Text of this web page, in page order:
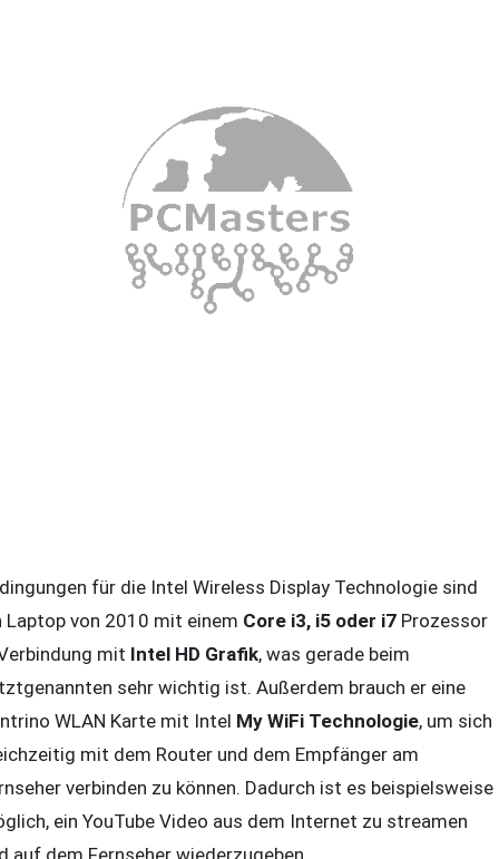
für die Intel Wireless Display Technologie sind
Laptop von 2010 mit einem Core i3, i5 oder i7 Prozessor
mit Intel HD Grafik, was gerade beim
sehr wichtig ist. Außerdem brauch er eine
WLAN Karte mit Intel My WiFi Technologie, um sich
mit dem Router und dem Empfänger am
verbinden zu können. Dadurch ist es beispielsweise
ein YouTube Video aus dem Internet zu streamen